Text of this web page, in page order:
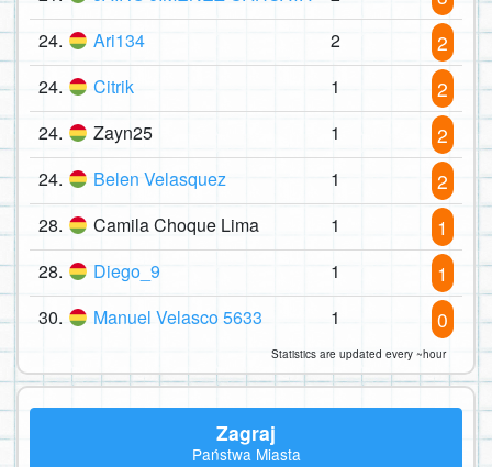
24. Ari134 2 2
24. Citrik 1 2
24. Zayn25 1 2
24. Belen Velasquez 1 2
28. Camila Choque Lima 1 1
28. Diego_9 1 1
30. Manuel Velasco 5633 1 0
Statistics are updated every ~hour
Zagraj
Państwa Miasta